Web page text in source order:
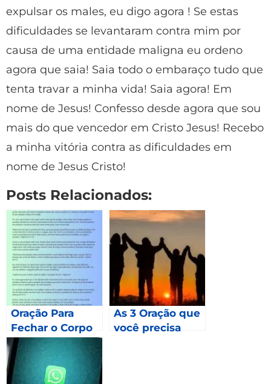
expulsar os males, eu digo agora ! Se estas
dificuldades se levantaram contra mim por
causa de uma entidade maligna eu ordeno
agora que saia! Saia todo o embaraço tudo que
tenta travar a minha vida! Saia agora! Em
nome de Jesus! Confesso desde agora que sou
mais do que vencedor em Cristo Jesus! Recebo
a minha vitória contra as dificuldades em
nome de Jesus Cristo!
Posts Relacionados:
Oração Para
Fechar o Corpo
As 3 Oração que
você precisa